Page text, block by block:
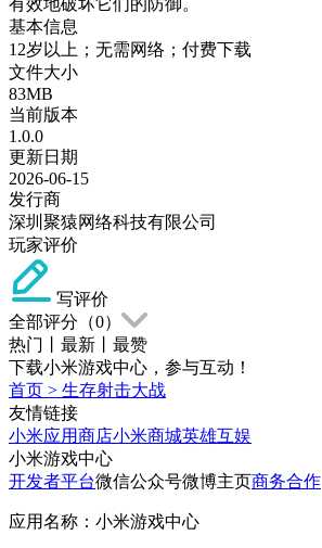
基本信息
12岁以上；无需网络；付费下载
文件大小
83MB
当前版本
1.0.0
更新日期
2026-06-15
发行商
深圳聚猿网络科技有限公司
玩家评价
写评价
全部评分（0）
热门
最新
最赞
下载小米游戏中心，参与互动！
首页 > 生存射击大战
友情链接
小米应用商店小米商城英雄互娱
小米游戏中心
开发者平台微信公众号微博主页商务合作
应用名称：小米游戏中心